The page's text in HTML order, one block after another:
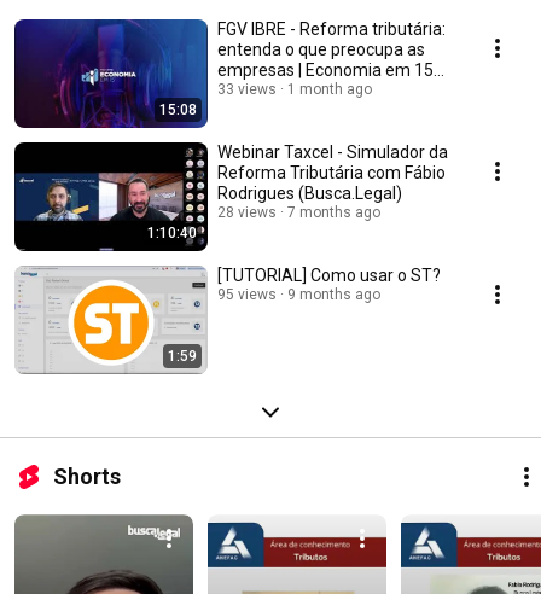
15:08
FGV IBRE - Reforma tributária:
entenda o que preocupa as
empresas | Economia em 15
#07
33 views 1 month ago
1:10:40
Webinar Taxcel - Simulador da
Reforma Tributária com Fábio
Rodrigues (Busca.Legal)
28 views 7 months ago
1:59
[TUTORIAL] Como usar o ST?
95 views 9 months ago
Shorts